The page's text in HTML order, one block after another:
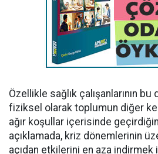
Özellikle sağlık çalışanlarının
fiziksel olarak toplumun diğer
ağır koşullar içerisinde
açıklamada, kriz dönemlerinin
açıdan etkilerini en aza indirmek